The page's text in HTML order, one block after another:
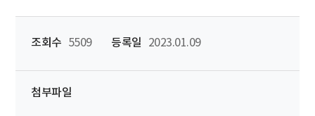
조회수 5509 등록일 2023.01.09
첨부파일